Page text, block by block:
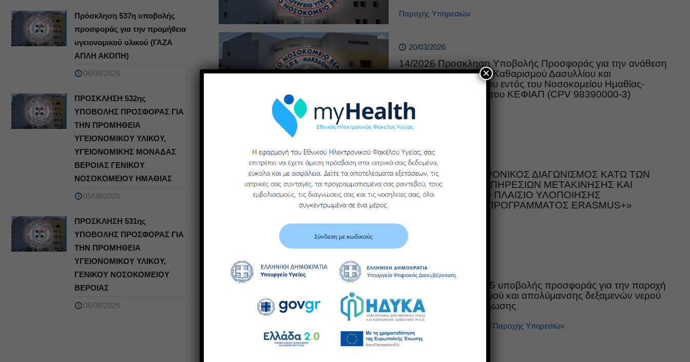
Παροχής Υπηρεσιών
20/03/2026
14/2026 Προσκληση Υποβολής Προσφοράς για την ανάθεση
Παροχής Υπηρεσιών Καθαρισμού Δασυλλίου και
Περιβάλλοντος Χώρου εντός του Νοσοκομείου Ημαθίας-
Μονάδα Βέροιας και του ΚΕΦΙΑΠ (CPV 98390000-3)
Παροχής Υπηρεσιών
19/03/2026
ΑΝΟΙΧΤΟΣ ΗΛΕΚΤΡΟΝΙΚΟΣ ΔΙΑΓΩΝΙΣΜΟΣ ΚΑΤΩ ΤΩΝ
ΟΡΙΩΝ ΠΑΡΟΧΗΣ ΥΠΗΡΕΣΙΩΝ ΜΕΤΑΚΙΝΗΣΗΣ ΚΑΙ
ΥΠΟΣΤΗΡΙΞΗΣ ΣΤΟ ΠΛΑΙΣΙΟ ΥΛΟΠΟΙΗΣΗΣ
ΕΓΚΕΚΡΙΜΜΕΝΟΥ ΠΡΟΓΡΑΜΜΑΤΟΣ ERASMUS+»
Παροχής Υπηρεσιών
23/01/2026
Πρόσκληση 112/2025 υποβολής προσφοράς για την παροχή
υπηρεσιών Καθαρισμού και απολύμανσης δεξαμενών νερού
ανθρώπινης κατανάλωσης
Προκηρύξεις - Διαγωνισμοί Παροχής Υπηρεσιών
Πρόσκληση 537η υποβολής
προσφοράς για την προμήθεια
υγειονομικού υλικού (ΓΑΖΑ
ΑΠΛΗ ΑΚΟΠΗ)
06/08/2026
ΠΡΟΣΚΛΗΣΗ 532ης
ΥΠΟΒΟΛΗΣ ΠΡΟΣΦΟΡΑΣ ΓΙΑ
ΤΗΝ ΠΡΟΜΗΘΕΙΑ
ΥΓΕΙΟΝΟΜΙΚΟΥ ΥΛΙΚΟΥ,
ΥΓΕΙΟΝΟΜΙΚΗΣ ΜΟΝΑΔΑΣ
ΒΕΡΟΙΑΣ ΓΕΝΙΚΟΥ
ΝΟΣΟΚΟΜΕΙΟΥ ΗΜΑΘΙΑΣ
05/08/2026
ΠΡΟΣΚΛΗΣΗ 531ης
ΥΠΟΒΟΛΗΣ ΠΡΟΣΦΟΡΑΣ ΓΙΑ
ΤΗΝ ΠΡΟΜΗΘΕΙΑ
ΥΓΕΙΟΝΟΜΙΚΟΥ ΥΛΙΚΟΥ,
ΓΕΝΙΚΟΥ ΝΟΣΟΚΟΜΕΙΟΥ
ΒΕΡΟΙΑΣ
05/08/2026
×